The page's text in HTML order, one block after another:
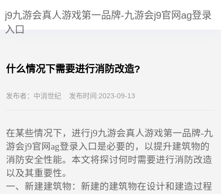
j9九游会真人游戏第一品牌-九游会j9官网ag登录
入口
PARTNERS
什么情况下需要进行消防改造?
发布者：中消世纪 发布时间:2023-09-13
在某些情况下，进行j9九游会真人游戏第一品牌-九
游会j9官网ag登录入口 是必要的，以提升建筑物的
消防安全性能。本文将探讨何时需要进行消防改造
以及其重要性。
一、新建建筑物：新建的建筑物在设计和建造过程